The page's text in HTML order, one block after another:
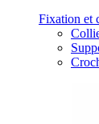
Fixation et